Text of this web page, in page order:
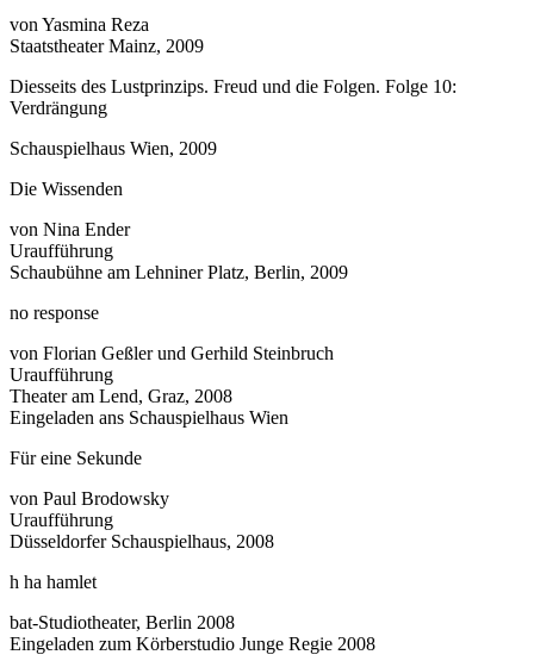
von Yasmina Reza
Staatstheater Mainz, 2009
Diesseits des Lustprinzips. Freud und die Folgen. Folge 10:
Verdrängung
Schauspielhaus Wien, 2009
Die Wissenden
von Nina Ender
Uraufführung
Schaubühne am Lehniner Platz, Berlin, 2009
no response
von Florian Geßler und Gerhild Steinbruch
Uraufführung
Theater am Lend, Graz, 2008
Eingeladen ans Schauspielhaus Wien
Für eine Sekunde
von Paul Brodowsky
Uraufführung
Düsseldorfer Schauspielhaus, 2008
h ha hamlet
bat-Studiotheater, Berlin 2008
Eingeladen zum Körberstudio Junge Regie 2008